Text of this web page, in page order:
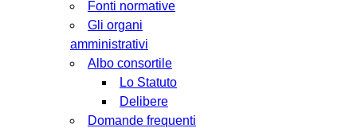
Fonti normative
Gli organi
amministrativi
Albo consortile
Lo Statuto
Delibere
Domande frequenti